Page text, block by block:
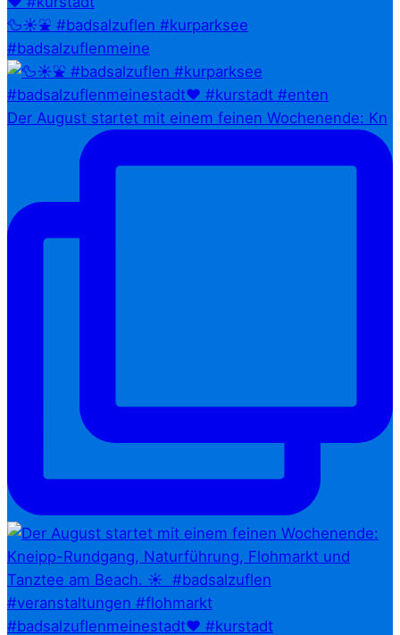
🦆☀️⛲ #badsalzuflen #kurparksee
#badsalzuflenmeine
Der August startet mit einem feinen Wochenende: Kn